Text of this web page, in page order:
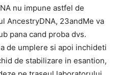
nu impune astfel de
AncestryDNA, 23andMe va
pana cand proba dvs.
de umplere si apoi inchideti
de stabilizare in esantion,